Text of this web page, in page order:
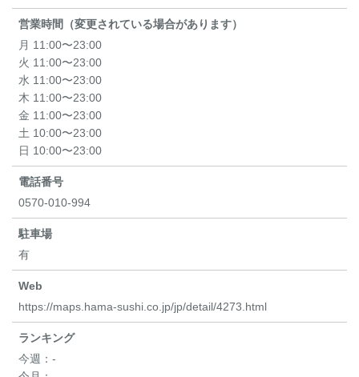
営業時間（変更されている場合があります）
月 11:00〜23:00
火 11:00〜23:00
水 11:00〜23:00
木 11:00〜23:00
金 11:00〜23:00
土 10:00〜23:00
日 10:00〜23:00
電話番号
0570-010-994
駐車場
有
Web
https://maps.hama-sushi.co.jp/jp/detail/4273.html
ランキング
今週： -